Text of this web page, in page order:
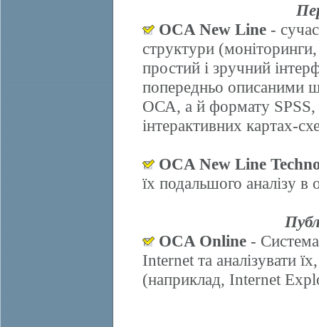
OCA New Line -
структури
простий і зручний
попередньо описаними
ОСА, а й формату SPSS,
інтерактивних картах-
OCA New Line
їх подальшого аналізу
OCA Online -
Internet та аналізувати
(наприклад, Internet